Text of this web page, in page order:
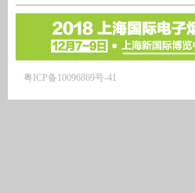
粤ICP备10096869号-41